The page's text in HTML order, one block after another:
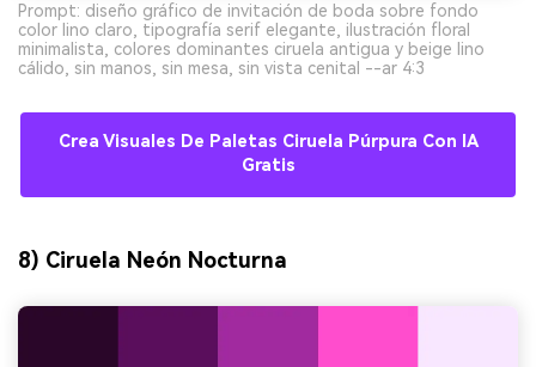
Prompt: diseño gráfico de invitación de boda sobre fondo
color lino claro, tipografía serif elegante, ilustración floral
minimalista, colores dominantes ciruela antigua y beige lino
cálido, sin manos, sin mesa, sin vista cenital --ar 4:3
Crea Visuales De Paletas Ciruela Púrpura Con IA
Gratis
8) Ciruela Neón Nocturna